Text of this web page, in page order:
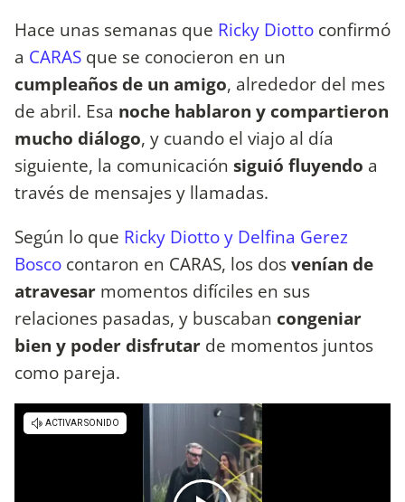
Hace unas semanas que Ricky Diotto confirmó
a CARAS que se conocieron en un
cumpleaños de un amigo, alrededor del mes
de abril. Esa noche hablaron y compartieron
mucho diálogo, y cuando el viajo al día
siguiente, la comunicación siguió fluyendo a
través de mensajes y llamadas.
Según lo que Ricky Diotto y Delfina Gerez
Bosco contaron en CARAS, los dosvenían de
atravesar momentos difíciles en sus
relaciones pasadas, y buscaban congeniar
bien y poder disfrutar de momentos juntos
como pareja.